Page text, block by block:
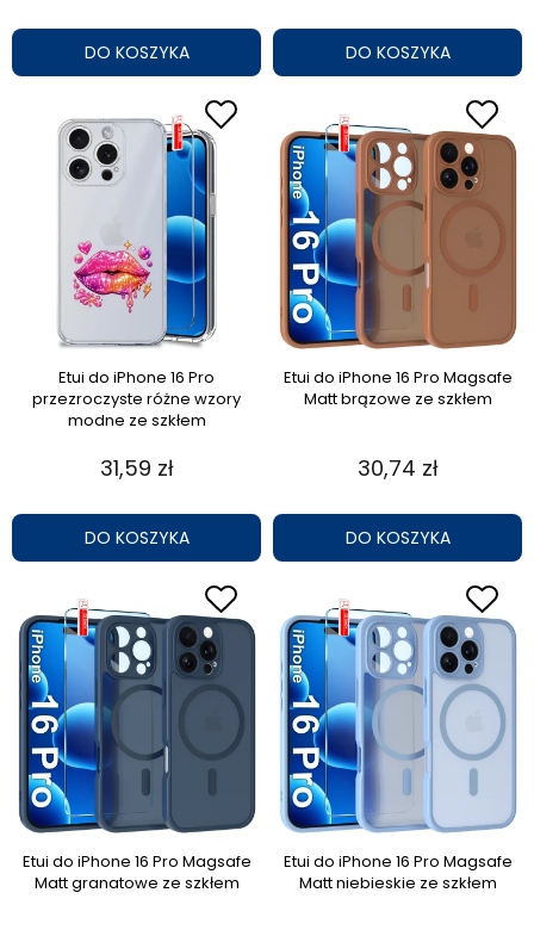
DO KOSZYKA DO KOSZYKA
Etui do iPhone 16 Pro
przezroczyste różne wzory
modne ze szkłem
31,59 zł
DO KOSZYKA
Etui do iPhone 16 Pro Magsafe
Matt brązowe ze szkłem
30,74 zł
DO KOSZYKA
Etui do iPhone 16 Pro Magsafe
Matt granatowe ze szkłem
Etui do iPhone 16 Pro Magsafe
Matt niebieskie ze szkłem